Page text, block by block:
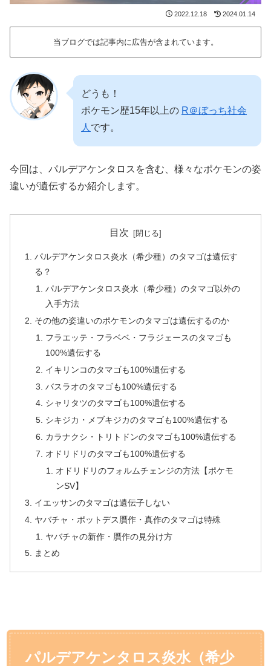
2022.12.18 2024.01.14
当ブログでは記事内に広告が含まれています。
どうも！
ポケモン歴15年以上の R＠ぼっち社会
人 です。
今回は、パルデアケンタロスを含む、様々なポケモンの姿
違いが遺伝するか紹介します。
目次
パルデアケンタロス炎水（希少種）のタマゴは遺伝す
る？
パルデアケンタロス炎水（希少種）のタマゴ以外の
入手方法
その他の姿違いのポケモンのタマゴは遺伝するのか
フラエッテ・フラベベ・フラジェースのタマゴも
100%遺伝する
イキリンコのタマゴも100%遺伝する
バスラオのタマゴも100%遺伝する
シャリタツのタマゴも100%遺伝する
シキジカ・メブキジカのタマゴも100%遺伝する
カラナクシ・トリトドンのタマゴも100%遺伝する
オドリドリのタマゴも100%遺伝する
オドリドリのフォルムチェンジの方法【ポケモ
ンSV】
イエッサンのタマゴは遺伝子しない
ヤバチャ・ポットデス贋作・真作のタマゴは特殊
ヤバチャの新作・贋作の見分け方
まとめ
パルデアケンタロス炎水（希少